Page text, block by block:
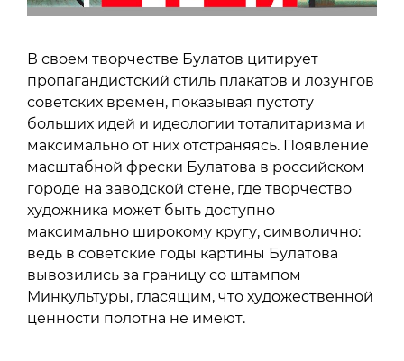
В своем творчестве Булатов цитирует
пропагандистский стиль плакатов и лозунгов
советских времен, показывая пустоту
больших идей и идеологии тоталитаризма и
максимально от них отстраняясь. Появление
масштабной фрески Булатова в российском
городе на заводской стене, где творчество
художника может быть доступно
максимально широкому кругу, символично:
ведь в советские годы картины Булатова
вывозились за границу со штампом
Минкультуры, гласящим, что художественной
ценности полотна не имеют.